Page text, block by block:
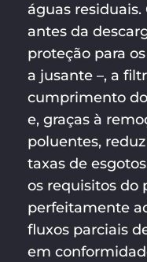
águas
antes da
proteção para
a jusante –, a
cumprimento
e, graças à
poluentes,
taxas de
os requisitos do
perfeitamente
fluxos parciais
em